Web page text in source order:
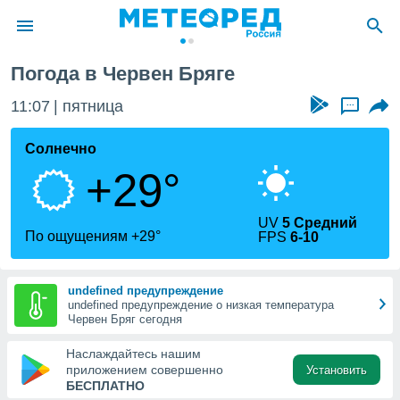
о
Вы можете
к этому
доступ
Погода в Червен Бряге
11:07 пятница ...
Солнечно
+29°
По ощущениям +29°
UV5 Средний
FPS6-10
undefined предупреждение
undefined предупреждение о низкая температура
Червен Бряг сегодня
Наслаждайтесь нашим
приложением совершенно
БЕСПЛАТНО
Установить